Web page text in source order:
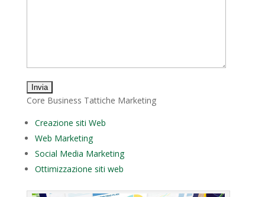
Core Business Tattiche Marketing
Creazione siti Web
Web Marketing
Social Media Marketing
Ottimizzazione siti web